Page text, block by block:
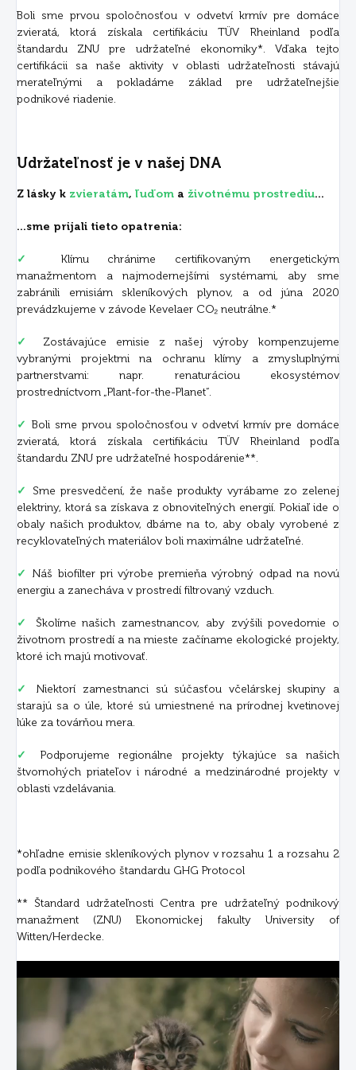
Boli sme prvou spoločnosťou v odvetví krmív pre domáce
zvieratá, ktorá získala certifikáciu TÜV Rheinland podľa
štandardu ZNU pre udržateľné ekonomiky*. Vďaka tejto
certifikácii sa naše aktivity v oblasti udržateľnosti stávajú
merateľnými a pokladáme základ pre udržateľnejšie
podnikové riadenie.
Udržateľnosť je v našej DNA
Z lásky k zvieratám, ľuďom a životnému prostrediu...
...sme prijali tieto opatrenia:
✓
Klímu chránime certifikovaným energetickým
manažmentom a najmodernejšími systémami, aby sme
zabránili emisiám skleníkových plynov, a od júna 2020
prevádzkujeme v závode Kevelaer CO₂ neutrálne.*
✓ Zostávajúce emisie z našej výroby kompenzujeme
vybranými projektmi na ochranu klímy a zmysluplnými
partnerstvami: napr. renaturáciou ekosystémov
prostredníctvom „Plant-for-the-Planet“.
✓ Boli sme prvou spoločnosťou v odvetví krmív pre domáce
zvieratá, ktorá získala certifikáciu TÜV Rheinland podľa
štandardu ZNU pre udržateľné hospodárenie**.
✓
Sme presvedčení, že naše produkty vyrábame zo zelenej
elektriny, ktorá sa získava z obnoviteľných energií. Pokiaľ ide o
obaly našich produktov, dbáme na to, aby obaly vyrobené z
recyklovateľných materiálov boli maximálne udržateľné.
✓ Náš biofilter pri výrobe premieňa výrobný odpad na novú
energiu a zanecháva v prostredí filtrovaný vzduch.
✓
Školíme našich zamestnancov, aby zvýšili povedomie o
životnom prostredí a na mieste začíname ekologické projekty,
ktoré ich majú motivovať.
✓
Niektorí zamestnanci sú súčasťou včelárskej skupiny a
starajú sa o úle, ktoré sú umiestnené na prírodnej kvetinovej
lúke za továrňou mera.
✓
Podporujeme regionálne projekty týkajúce sa našich
štvornohých priateľov i národné a medzinárodné projekty v
oblasti vzdelávania.
*ohľadne emisie skleníkových plynov v rozsahu 1 a rozsahu 2
podľa podnikového štandardu GHG Protocol
** Štandard udržateľnosti Centra pre udržateľný podnikový
manažment (ZNU) Ekonomickej fakulty University of
Witten/Herdecke.